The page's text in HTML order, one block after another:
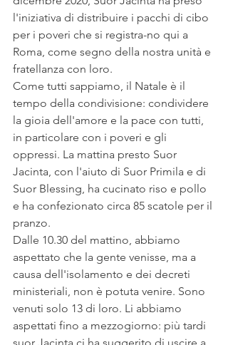
l'iniziativa di distribuire i pacchi di cibo
per i poveri che si registra-no qui a
Roma, come segno della nostra unità e
fratellanza con loro.
Come tutti sappiamo, il Natale è il
tempo della condivisione: condividere
la gioia dell'amore e la pace con tutti,
in particolare con i poveri e gli
oppressi. La mattina presto Suor
Jacinta, con l'aiuto di Suor Primila e di
Suor Blessing, ha cucinato riso e pollo
e ha confezionato circa 85 scatole per il
pranzo.
Dalle 10.30 del mattino, abbiamo
aspettato che la gente venisse, ma a
causa dell'isolamento e dei decreti
ministeriali, non è potuta venire. Sono
venuti solo 13 di loro. Li abbiamo
aspettati fino a mezzogiorno: più tardi